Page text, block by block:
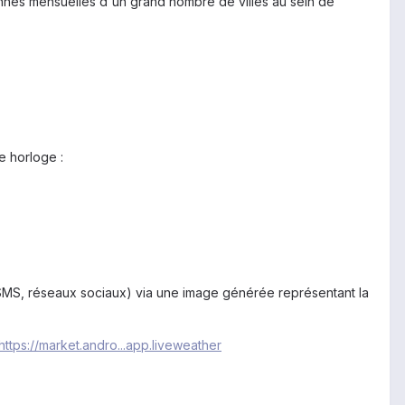
horloge :
réseaux sociaux) via une image générée représentant la
market.andro...app.liveweather